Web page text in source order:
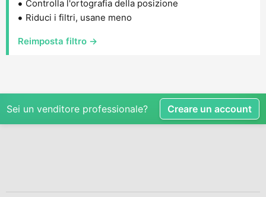
Controlla l'ortografia della posizione
Riduci i filtri, usane meno
Reimposta filtro →
Sei un venditore professionale? Creare un account